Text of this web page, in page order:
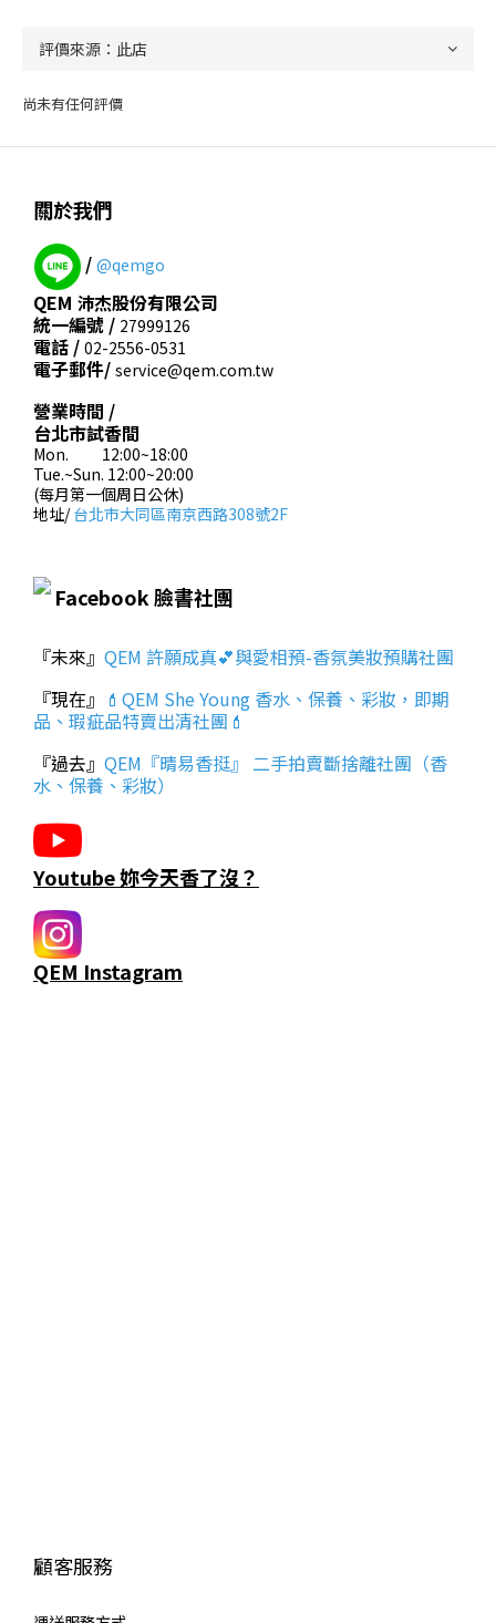
尚未有任何評價
關於我們
/ @qemgo
QEM 沛杰股份有限公司
統一編號 / 27999126
電話 / 02-2556-0531
電子郵件/ service@qem.com.tw
營業時間 /
台北市試香間
Mon. 12:00~18:00
Tue.~Sun. 12:00~20:00
(每月第一個周日公休)
地址/台北市大同區南京西路308號2F
Facebook 臉書社團
『未來』 QEM 許願成真💕與愛相預-香氛美妝預購社團
『現在』 💄QEM She Young 香水、保養、彩妝，即期
品、瑕疵品特賣出清社團💄
『過去』 QEM『晴易香挺』 二手拍賣斷捨離社團（香
水、保養、彩妝）
Youtube 妳今天香了沒？
QEM Instagram
顧客服務